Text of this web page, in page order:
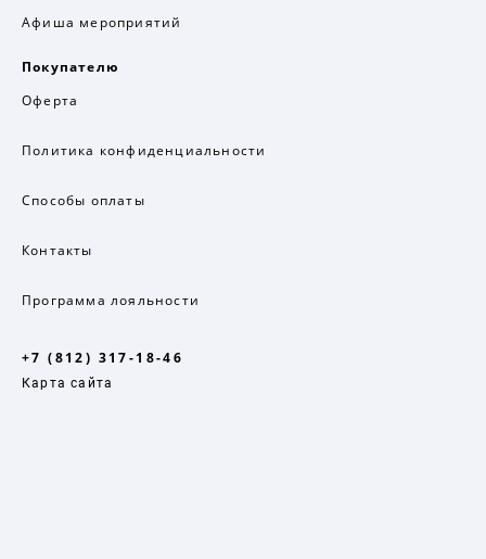
Афиша мероприятий
Покупателю
Оферта
Политика конфиденциальности
Способы оплаты
Контакты
Программа лояльности
+7 (812) 317-18-46
Карта сайта